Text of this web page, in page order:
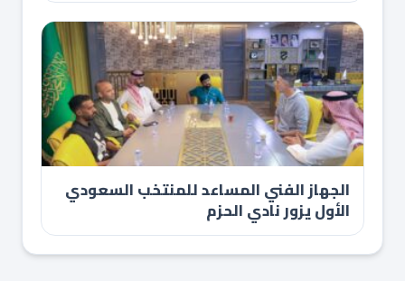
الجهاز الفني المساعد للمنتخب السعودي
الأول يزور نادي الحزم